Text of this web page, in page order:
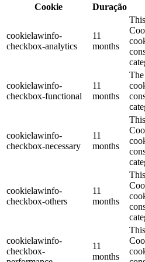
Cookie
Duração
cookielawinfo-
checkbox-analytics
11
months
cookielawinfo-
checkbox-functional
11
months
cookielawinfo-
checkbox-necessary
11
months
cookielawinfo-
checkbox-others
11
months
cookielawinfo-
checkbox-
11
months